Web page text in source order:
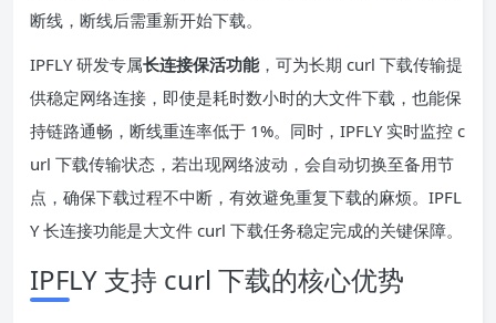
断线，断线后需重新开始下载。
IPFLY 研发专属长连接保活功能，可为长期 curl 下载传输提
供稳定网络连接，即使是耗时数小时的大文件下载，也能保
持链路通畅，断线重连率低于 1%。同时，IPFLY 实时监控 c
url 下载传输状态，若出现网络波动，会自动切换至备用节
点，确保下载过程不中断，有效避免重复下载的麻烦。IPFL
Y 长连接功能是大文件 curl 下载任务稳定完成的关键保障。
IPFLY 支持 curl 下载的核心优势